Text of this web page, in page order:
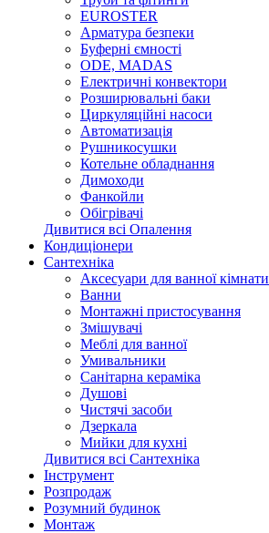
EUROSTER
Арматура безпеки
Буферні ємності
ODE, MADAS
Електричні конвектори
Розширювальні баки
Циркуляційні насоси
Автоматизація
Рушникосушки
Котельне обладнання
Димоходи
Фанкойли
Обігрівачі
Дивитися всі Опалення
Кондиціонери
Сантехніка
Аксесуари для ванної кімнати
Ванни
Монтажні пристосування
Змішувачі
Меблі для ванної
Умивальники
Санітарна кераміка
Душові
Чистячі засоби
Дзеркала
Мийки для кухні
Дивитися всі Сантехніка
Інструмент
Розпродаж
Розумний будинок
Монтаж